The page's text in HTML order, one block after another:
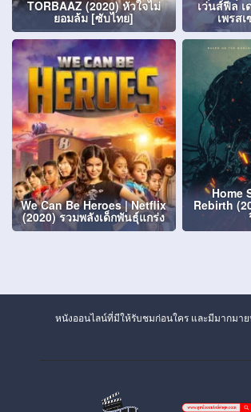
TORBAAZ (2020) หัวใจไม่
ยอมล้ม [ซับไทย]
เว่นส์ฟีล
เพรส
We Can Be Heroes | Netflix
(2020) รวมพลังเด็กพันธุ์แกร่ง
Home
Rebirth
หนังออนไลน์ที่มีให้รับชมก่อนใคร และมีมากมาย